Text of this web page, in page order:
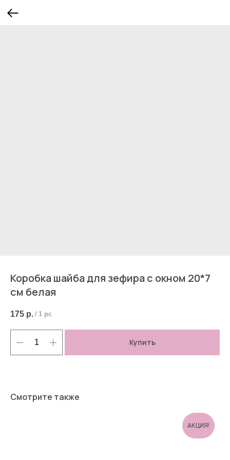
Коробка шайба для зефира с окном 20*7
см белая
175 р. / 1 pc
Купить
Смотрите также
АКЦИЯ!